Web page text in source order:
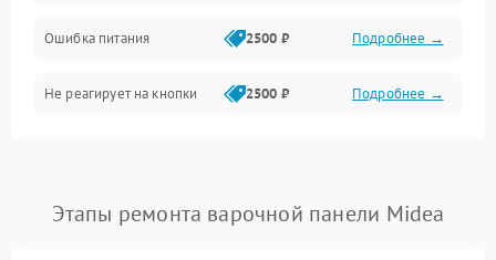
Ошибка питания 2500 ₽ Подробнее →
Не реагирует на кнопки 2500 ₽ Подробнее →
Этапы ремонта варочной панели Midea